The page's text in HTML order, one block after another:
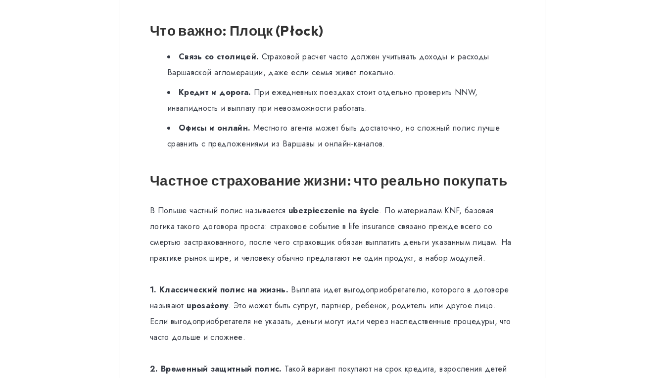
Что важно: Плоцк (Płock)
Связь со столицей. Страховой расчет часто должен учитывать доходы и расходы
Варшавской агломерации, даже если семья живет локально.
Кредит и дорога. При ежедневных поездках стоит отдельно проверить NNW,
инвалидность и выплату при невозможности работать.
Офисы и онлайн. Местного агента может быть достаточно, но сложный полис лучше
сравнить с предложениями из Варшавы и онлайн-каналов.
Частное страхование жизни: что реально покупать
В Польше частный полис называется ubezpieczenie na życie. По материалам KNF, базовая
логика такого договора проста: страховое событие в life insurance связано прежде всего со
смертью застрахованного, после чего страховщик обязан выплатить деньги указанным лицам. На
практике рынок шире, и человеку обычно предлагают не один продукт, а набор модулей.
1. Классический полис на жизнь. Выплата идет выгодоприобретателю, которого в договоре
называют uposażony. Это может быть супруг, партнер, ребенок, родитель или другое лицо.
Если выгодоприобретателя не указать, деньги могут идти через наследственные процедуры, что
часто дольше и сложнее.
2. Временный защитный полис. Такой вариант покупают на срок кредита, взросления детей